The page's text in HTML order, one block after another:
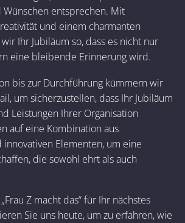
entsprechen. Mit
und einem charmanten
Ihr Jubiläum so, dass es nicht nur
eine bleibende Erinnerung wird.
bis zur Durchführung kümmern wir
um sicherzustellen, dass Ihr Jubiläum
Leistungen Ihrer Organisation
auf eine Kombination aus
Elementen, um eine
die sowohl ehrt als auch
Z macht das“ für Ihr nächstes
Sie uns heute, um zu erfahren, wie